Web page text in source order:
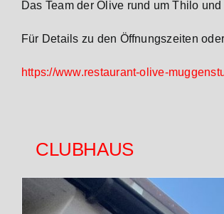
Das Team der Olive rund um Thilo
Für Details zu den Öffnungszeiten
https://www.restaurant-olive-
CLUBHAUS